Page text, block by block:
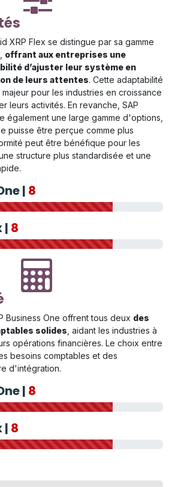
XRP Flex se distingue par sa gamme
offrant aux entreprises une
d’ajuster leur système en
de leurs attentes. Cette adaptabilité
pour les industries en croissance
leurs activités. En revanche, SAP
également une large gamme d'options,
puisse être perçue comme plus
peut être bénéfique pour les
structure plus standardisée et une
| 8
| 8
Business One offrent tous deux des
solides, aidant les industries à
opérations financières. Le choix entre
besoins comptables et des
d'intégration.
| 8
| 8